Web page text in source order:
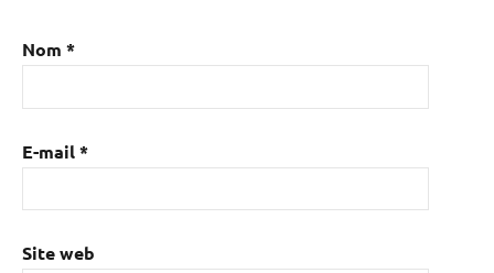
Nom *
E-mail*
Site web